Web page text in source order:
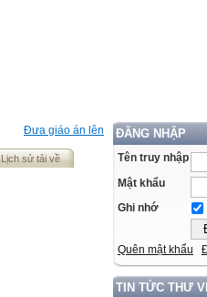
ĐĂNG NHẬP
Tên truy nhập
Mật khẩu
Ghi nhớ
Quên mật khẩu
TIN TỨC THƯ
Đưa giáo án lên
Lịch sử tải về